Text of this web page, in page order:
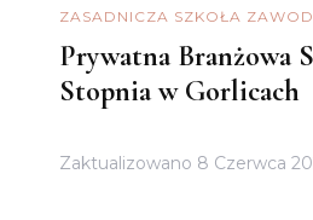
ZASADNICZA SZKOŁA
Prywatna Branżowa
Stopnia w Gorlicach
Zaktualizowano 8 Czerwca